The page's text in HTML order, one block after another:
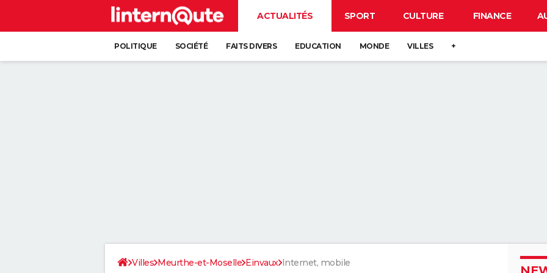
ACTUALITÉS SPORT CULTURE FINANCE
POLITIQUE SOCIÉTÉ FAITS DIVERS EDUCATION MONDE VILLES +
Villes Meurthe-et-Moselle Einvaux Internet, mobile